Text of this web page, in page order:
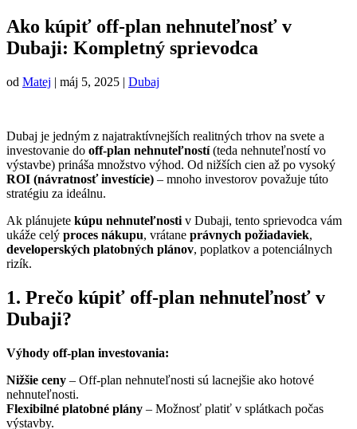
Ako kúpiť off-plan nehnuteľnosť v
Dubaji: Kompletný sprievodca
od Matej | máj 5, 2025 | Dubaj
Dubaj je jedným z najatraktívnejších realitných trhov na svete a
investovanie do off-plan nehnuteľností(teda nehnuteľností vo
výstavbe) prináša množstvo výhod. Od nižších cien až po vysoký
ROI (návratnosť investície) – mnoho investorov považuje túto
stratégiu za ideálnu.
Ak plánujete kúpu nehnuteľnosti v Dubaji, tento sprievodca vám
ukáže celý proces nákupu, vrátane právnych požiadaviek,
developerských platobných plánov, poplatkov a potenciálnych
rizík.
1. Prečo kúpiť off-plan nehnuteľnosť v
Dubaji?
Výhody off-plan investovania:
Nižšie ceny – Off-plan nehnuteľnosti sú lacnejšie ako hotové
nehnuteľnosti.
Flexibilné platobné plány – Možnosť platiť v splátkach počas
výstavby.